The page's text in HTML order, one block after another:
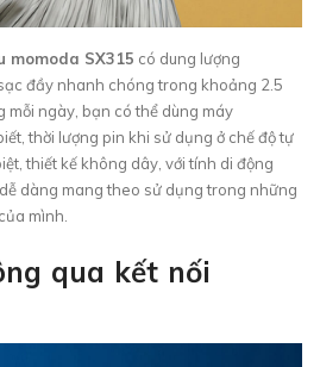
momoda SX315 có dung lượng
đầy nhanh chóng trong khoảng 2.5
mỗi ngày, bạn có thể dùng máy
thời lượng pin khi sử dụng ở chế độ tự
thiết kế không dây, với tính di động
dàng mang theo sử dụng trong những
mình.
qua kết nối